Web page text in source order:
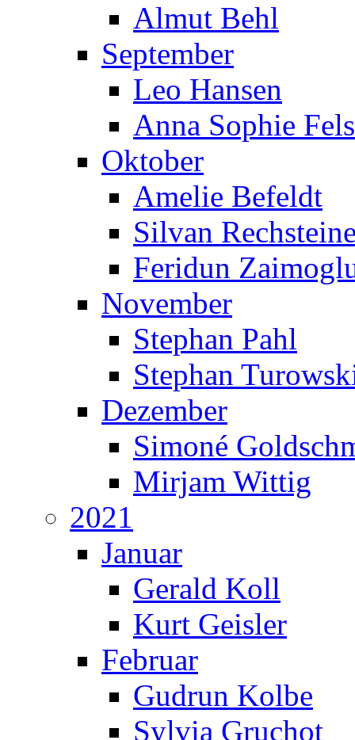
Almut Behl
September
Leo Hansen
Anna Sophie
Oktober
Amelie Befeldt
Silvan
Feridun
November
Stephan Pahl
Stephan
Dezember
Simoné
Mirjam Wittig
2021
Januar
Gerald Koll
Kurt Geisler
Februar
Gudrun Kolbe
Sylvia Gruchot